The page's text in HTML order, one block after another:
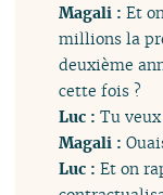
Magali :Et
millions la
deuxième
cette fois ?
Luc :Tu
Magali :
Luc :Et on